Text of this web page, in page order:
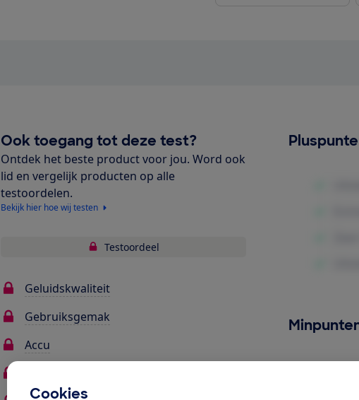
Cookies
Ook toegang tot deze test?
Ontdek het beste product voor jou. Word ook
lid en vergelijk producten op alle
testoordelen.
Bekijk hier hoe wij testen
Testoordeel
Geluidskwaliteit
Gebruiksgemak
Accu